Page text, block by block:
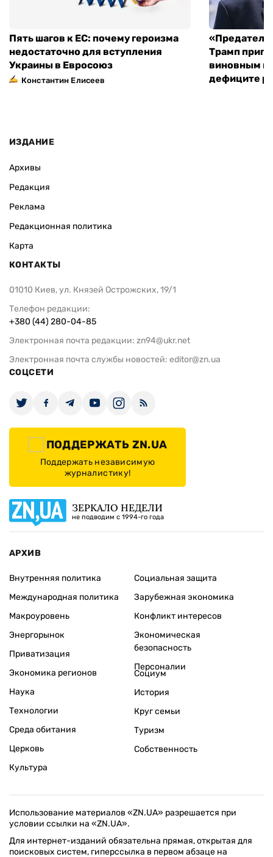
Пять шагов к ЕС: почему героизма
недостаточно для вступления
Украины в Евросоюз
Константин Елисеев
Трамп
виновным в
дефиците
ИЗДАНИЕ
Архивы
Редакция
Реклама
Редакционная политика
Карта
КОНТАКТЫ
01010 Киев, ул. Князей Острожских, 19/1
Телефон редакции:
+380 (44) 280-04-85
Электронная почта редакции: zn94@ukr.net
Электронная почта службы новостей: editor@zn.ua
СОЦСЕТИ
ПОДДЕРЖАТЬ ZN.UA
Поддержать независимую
журналистику!
ЗЕРКАЛО НЕДЕЛИ
не подводим с 1994-го года
АРХИВ
Внутренняя политика
Международная политика
Макроуровень
Энергорынок
Приватизация
Экономика регионов
Социальная защита
Зарубежная экономика
Конфликт интересов
Экономическая
безопасность
Персоналии
Наука
Технологии
Среда обитания
Церковь
Культура
Социум
История
Круг семьи
Туризм
Собственность
Использование материалов «ZN.UA» разрешается при
условии ссылки на «ZN.UA».
Для интернет-изданий обязательна прямая, открытая для
поисковых систем, гиперссылка в первом абзаце на